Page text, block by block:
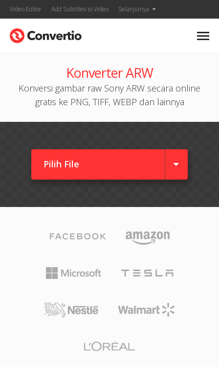
Video Editor Add Subtitles to Video Selanjutnya
Konverter ARW
Konversi gambar raw Sony ARW secara online
gratis ke PNG, TIFF, WEBP dan lainnya
Pilih File